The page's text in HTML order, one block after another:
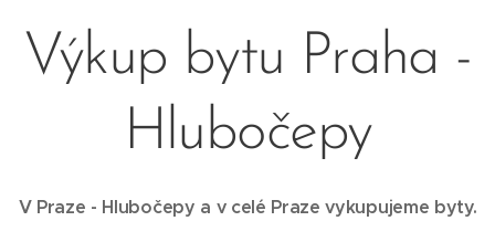
Výkup bytu Praha -
Hlubočepy
V Praze - Hlubočepy a v celé Praze vykupujeme byty.